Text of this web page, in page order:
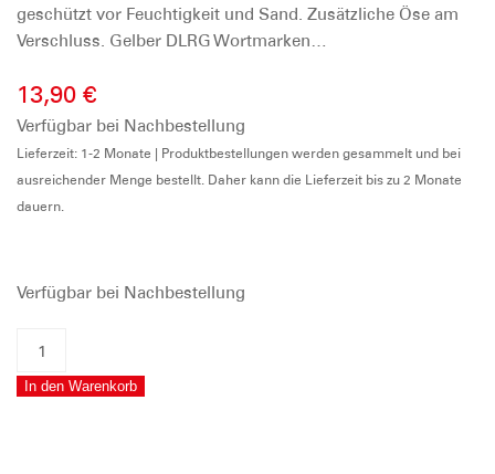
geschützt vor Feuchtigkeit und Sand. Zusätzliche Öse am
Verschluss. Gelber DLRG Wortmarken…
13,90 €
Verfügbar bei Nachbestellung
Lieferzeit: 1-2 Monate | Produktbestellungen werden gesammelt und bei
ausreichender Menge bestellt. Daher kann die Lieferzeit bis zu 2 Monate
dauern.
Verfügbar bei Nachbestellung
Drypack
In den Warenkorb